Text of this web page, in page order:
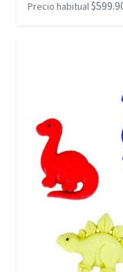
Precio habitual